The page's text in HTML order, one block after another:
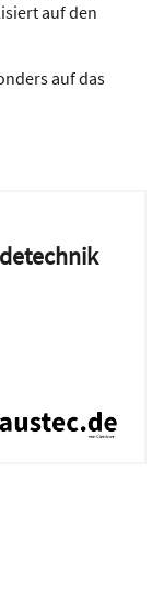
auf den
auf das